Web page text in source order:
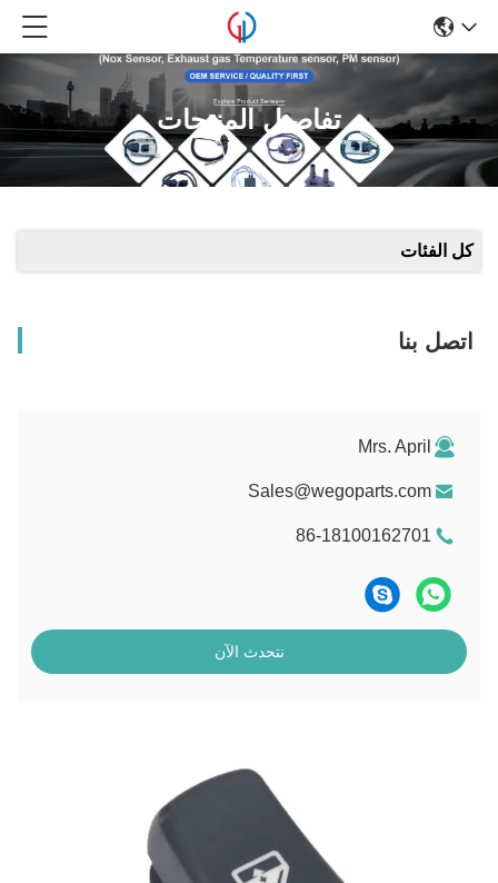
تفاصيل المنتجات
كل الفئات
اتصل بنا
Mrs. April
Sales@wegoparts.com
86-18100162701
نتحدث الآن